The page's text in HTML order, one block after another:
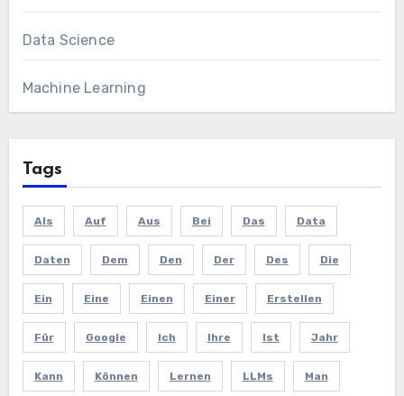
Data Science
Machine Learning
Tags
Als Auf Aus Bei Das Data
Daten Dem Den Der Des Die
Ein Eine Einen Einer Erstellen
Für Google Ich Ihre Ist Jahr
Kann Können Lernen LLMs Man